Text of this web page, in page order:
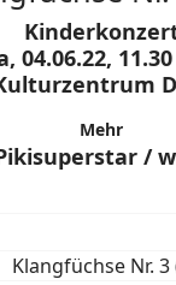
04.06.22,
Mehr
/